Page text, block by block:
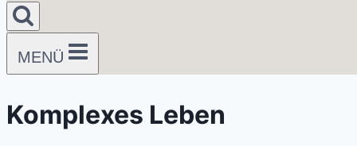
MENÜ
Komplexes Leben